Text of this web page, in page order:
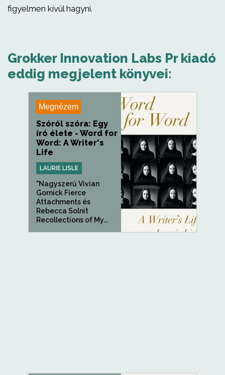
figyelmen kívül hagyni.
Grokker Innovation Labs Pr kiadó
eddig megjelent könyvei:
Megnézem
Szóról szóra: Egy
író élete - Word for
Word: A Writer's
Life
LAURIE LISLE
"Nagyszerű Vivian
Gornick Fierce
Attachments és
Rebecca Solnit
Recollections of My...